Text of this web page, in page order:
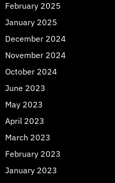
February 2025
January 2025
December 2024
November 2024
October 2024
June 2023
May 2023
April 2023
March 2023
February 2023
January 2023